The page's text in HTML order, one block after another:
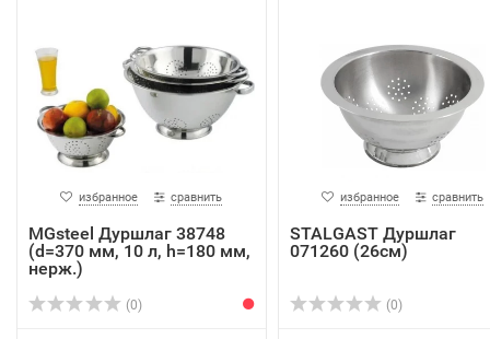
избранное сравнить
MGsteel Дуршлаг 38748
(d=370 мм, 10 л, h=180 мм,
нерж.)
(0)
избранное сравнить
STALGAST Дуршлаг
071260 (26см)
(0)